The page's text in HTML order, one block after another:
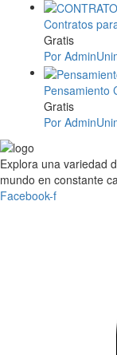
Contratos
Gratis
Por
Pensamiento
Gratis
Por
Explora una variedad
mundo en constante
Facebook-f